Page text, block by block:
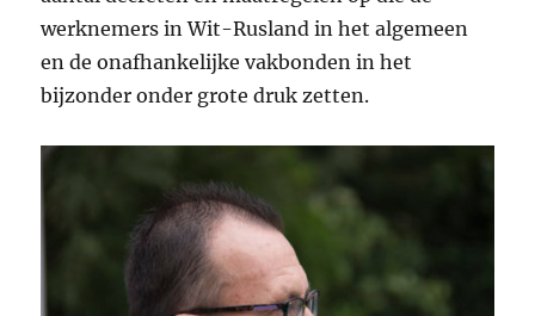
werknemers in Wit-Rusland in het algemeen
en de onafhankelijke vakbonden in het
bijzonder onder grote druk zetten.